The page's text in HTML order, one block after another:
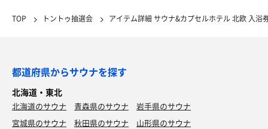
TOP トントゥ抽選会 アイテム詳細 サウナ&カプセルホテル 北欧 入浴
都道府県からサウナを探す
北海道・東北
北海道のサウナ 青森県のサウナ
岩手県のサウナ
宮城県のサウナ
秋田県のサウナ
山形県のサウナ